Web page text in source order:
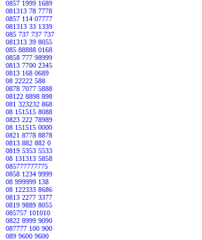
0857 1999 1689
081313 78 7778
0857 114 07777
081313 33 1339
085 737 737 737
081313 39 8055
085 88888 0168
0858 777 98999
0813 7700 2345
0813 168 0689
08 22222 588
0878 7077 5888
08122 8898 898
081 323232 868
08 151515 8088
0823 222 78989
08 151515 0000
0821 8778 8878
0813 882 882 0
0819 5353 5533
08 131313 5858
085777777775
0858 1234 9999
08 999999 138
08 122333 8686
0813 2277 3377
0819 9889 8055
085757 101010
0822 8999 9090
087777 100 900
089 9600 9600